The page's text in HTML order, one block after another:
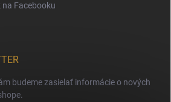
Facebooku
budeme zasielať informácie o nových